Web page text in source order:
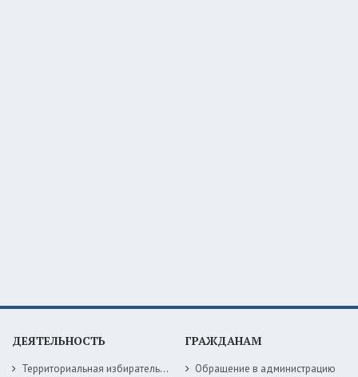
ДЕЯТЕЛЬНОСТЬ
Территориальная избирательная комиссия
ГРАЖДАНАМ
Обращение в администрацию